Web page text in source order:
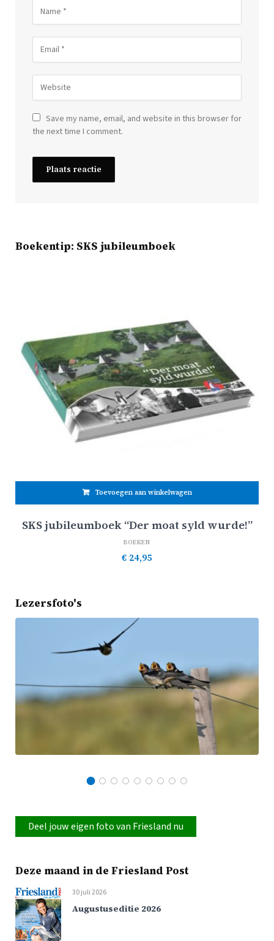
Save my name, email, and website in this browser for
the next time I comment.
Boekentip: SKS jubileumboek
Toevoegen aan winkelwagen
SKS jubileumboek “Der moat syld wurde!”
BOEKEN
€ 24,95
Lezersfoto's
Deel jouw eigen foto van Friesland nu
Deze maand in de Friesland Post
30 juli 2026
Augustuseditie 2026